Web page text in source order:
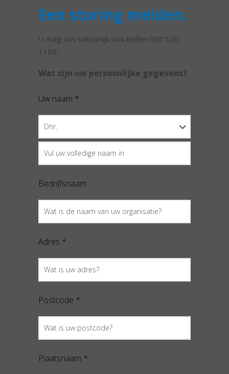
Een storing melden.
U mag ons natuurlijk ook bellen 050 520
1100.
Wat zijn uw persoonlijke gegevens?
Uw naam *
Bedrijfsnaam
Adres *
Postcode *
Plaatsnaam *